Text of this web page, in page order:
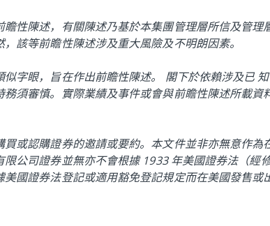
性陳述，有關陳述乃基於本集團管理層所信及管理
該等前瞻性陳述涉及重大風險及不明朗因素。
字眼，旨在作出前瞻性陳述。 閣下於依賴涉及已 知
須審慎。實際業績及事件或會與前瞻性陳述所載資
或認購證券的邀請或要約。本文件並非亦無意作為
公司證券並無亦不會根據 1933 年美國證券法（經
國證券法登記或適用豁免登記規定而在美國發售或